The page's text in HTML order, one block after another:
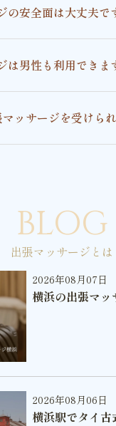
の安全面は大丈夫で
は男性も利用できま
ッサージを受けら
BLOG
出張マッサージとは
2026年08月07日
横浜の出張マ
2026年08月06日
横浜駅でタイ